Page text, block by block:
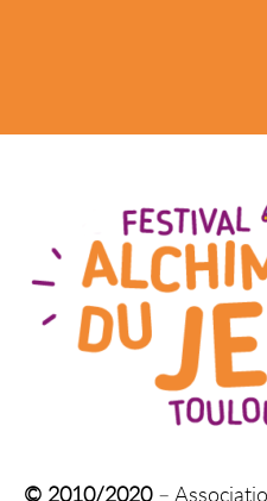
© 2010/2020–